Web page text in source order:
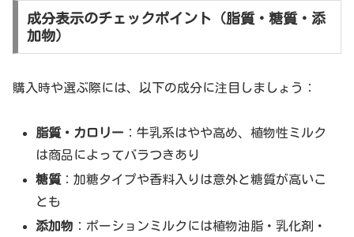
成分表示のチェックポイント（脂質・糖質・添
加物）
購入時や選ぶ際には、以下の成分に注目しましょう：
脂質・カロリー ：牛乳系はやや高め、植物性ミルク
は商品によってバラつきあり
糖質：加糖タイプや香料入りは意外と糖質が高いこ
とも
添加物 ：ポーションミルクには植物油脂・乳化剤・